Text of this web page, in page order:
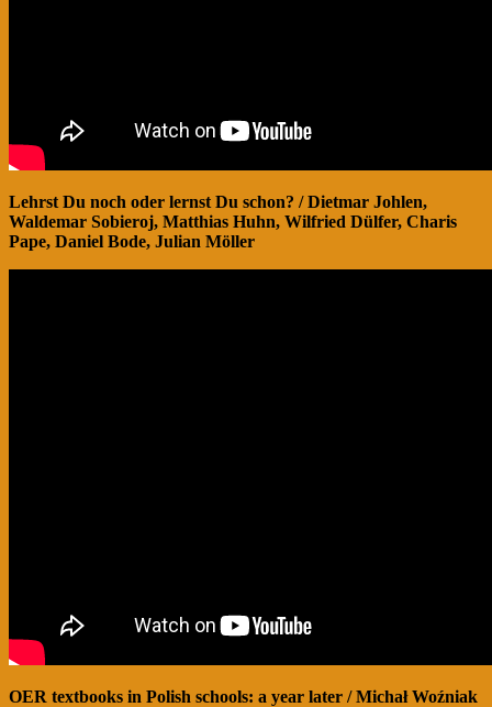
Lehrst Du noch oder lernst Du schon? / Dietmar Johlen,
Waldemar Sobieroj, Matthias Huhn, Wilfried Dülfer, Charis
Pape, Daniel Bode, Julian Möller
OER textbooks in Polish schools: a year later / Michał Woźniak